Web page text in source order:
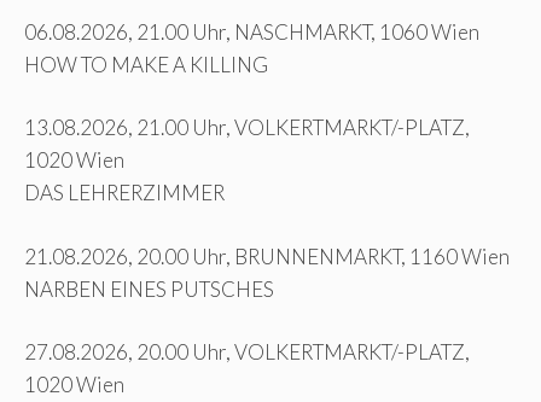
06.08.2026, 21.00 Uhr, NASCHMARKT, 1060 Wien
HOW TO MAKE A KILLING
13.08.2026, 21.00 Uhr, VOLKERTMARKT/-PLATZ,
1020 Wien
DAS LEHRERZIMMER
21.08.2026, 20.00 Uhr, BRUNNENMARKT, 1160 Wien
NARBEN EINES PUTSCHES
27.08.2026, 20.00 Uhr, VOLKERTMARKT/-PLATZ,
1020 Wien